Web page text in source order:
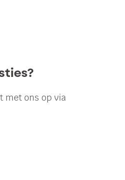
met ons op via